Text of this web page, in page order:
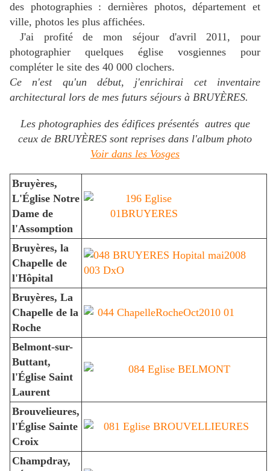
des photographies : dernières photos, département et
ville, photos les plus affichées.
J'ai profité de mon séjour d'avril 2011, pour
photographier quelques église vosgiennes pour
compléter le site des 40 000 clochers.
Ce n'est qu'un début, j'enrichirai cet inventaire
architectural lors de mes futurs séjours à BRUYÈRES.
Les photographies des édifices présentés autres que
ceux de BRUYÈRES sont reprises dans l'album photo
Voir dans les Vosges
Bruyères,
L'Église Notre
Dame de
l'Assomption
Bruyères, la
Chapelle de
l'Hôpital
Bruyères, La
Chapelle de la
Roche
Belmont-sur-
Buttant,
l'Église Saint
Laurent
Brouvelieures,
l'Église Sainte
Croix
Champdray,